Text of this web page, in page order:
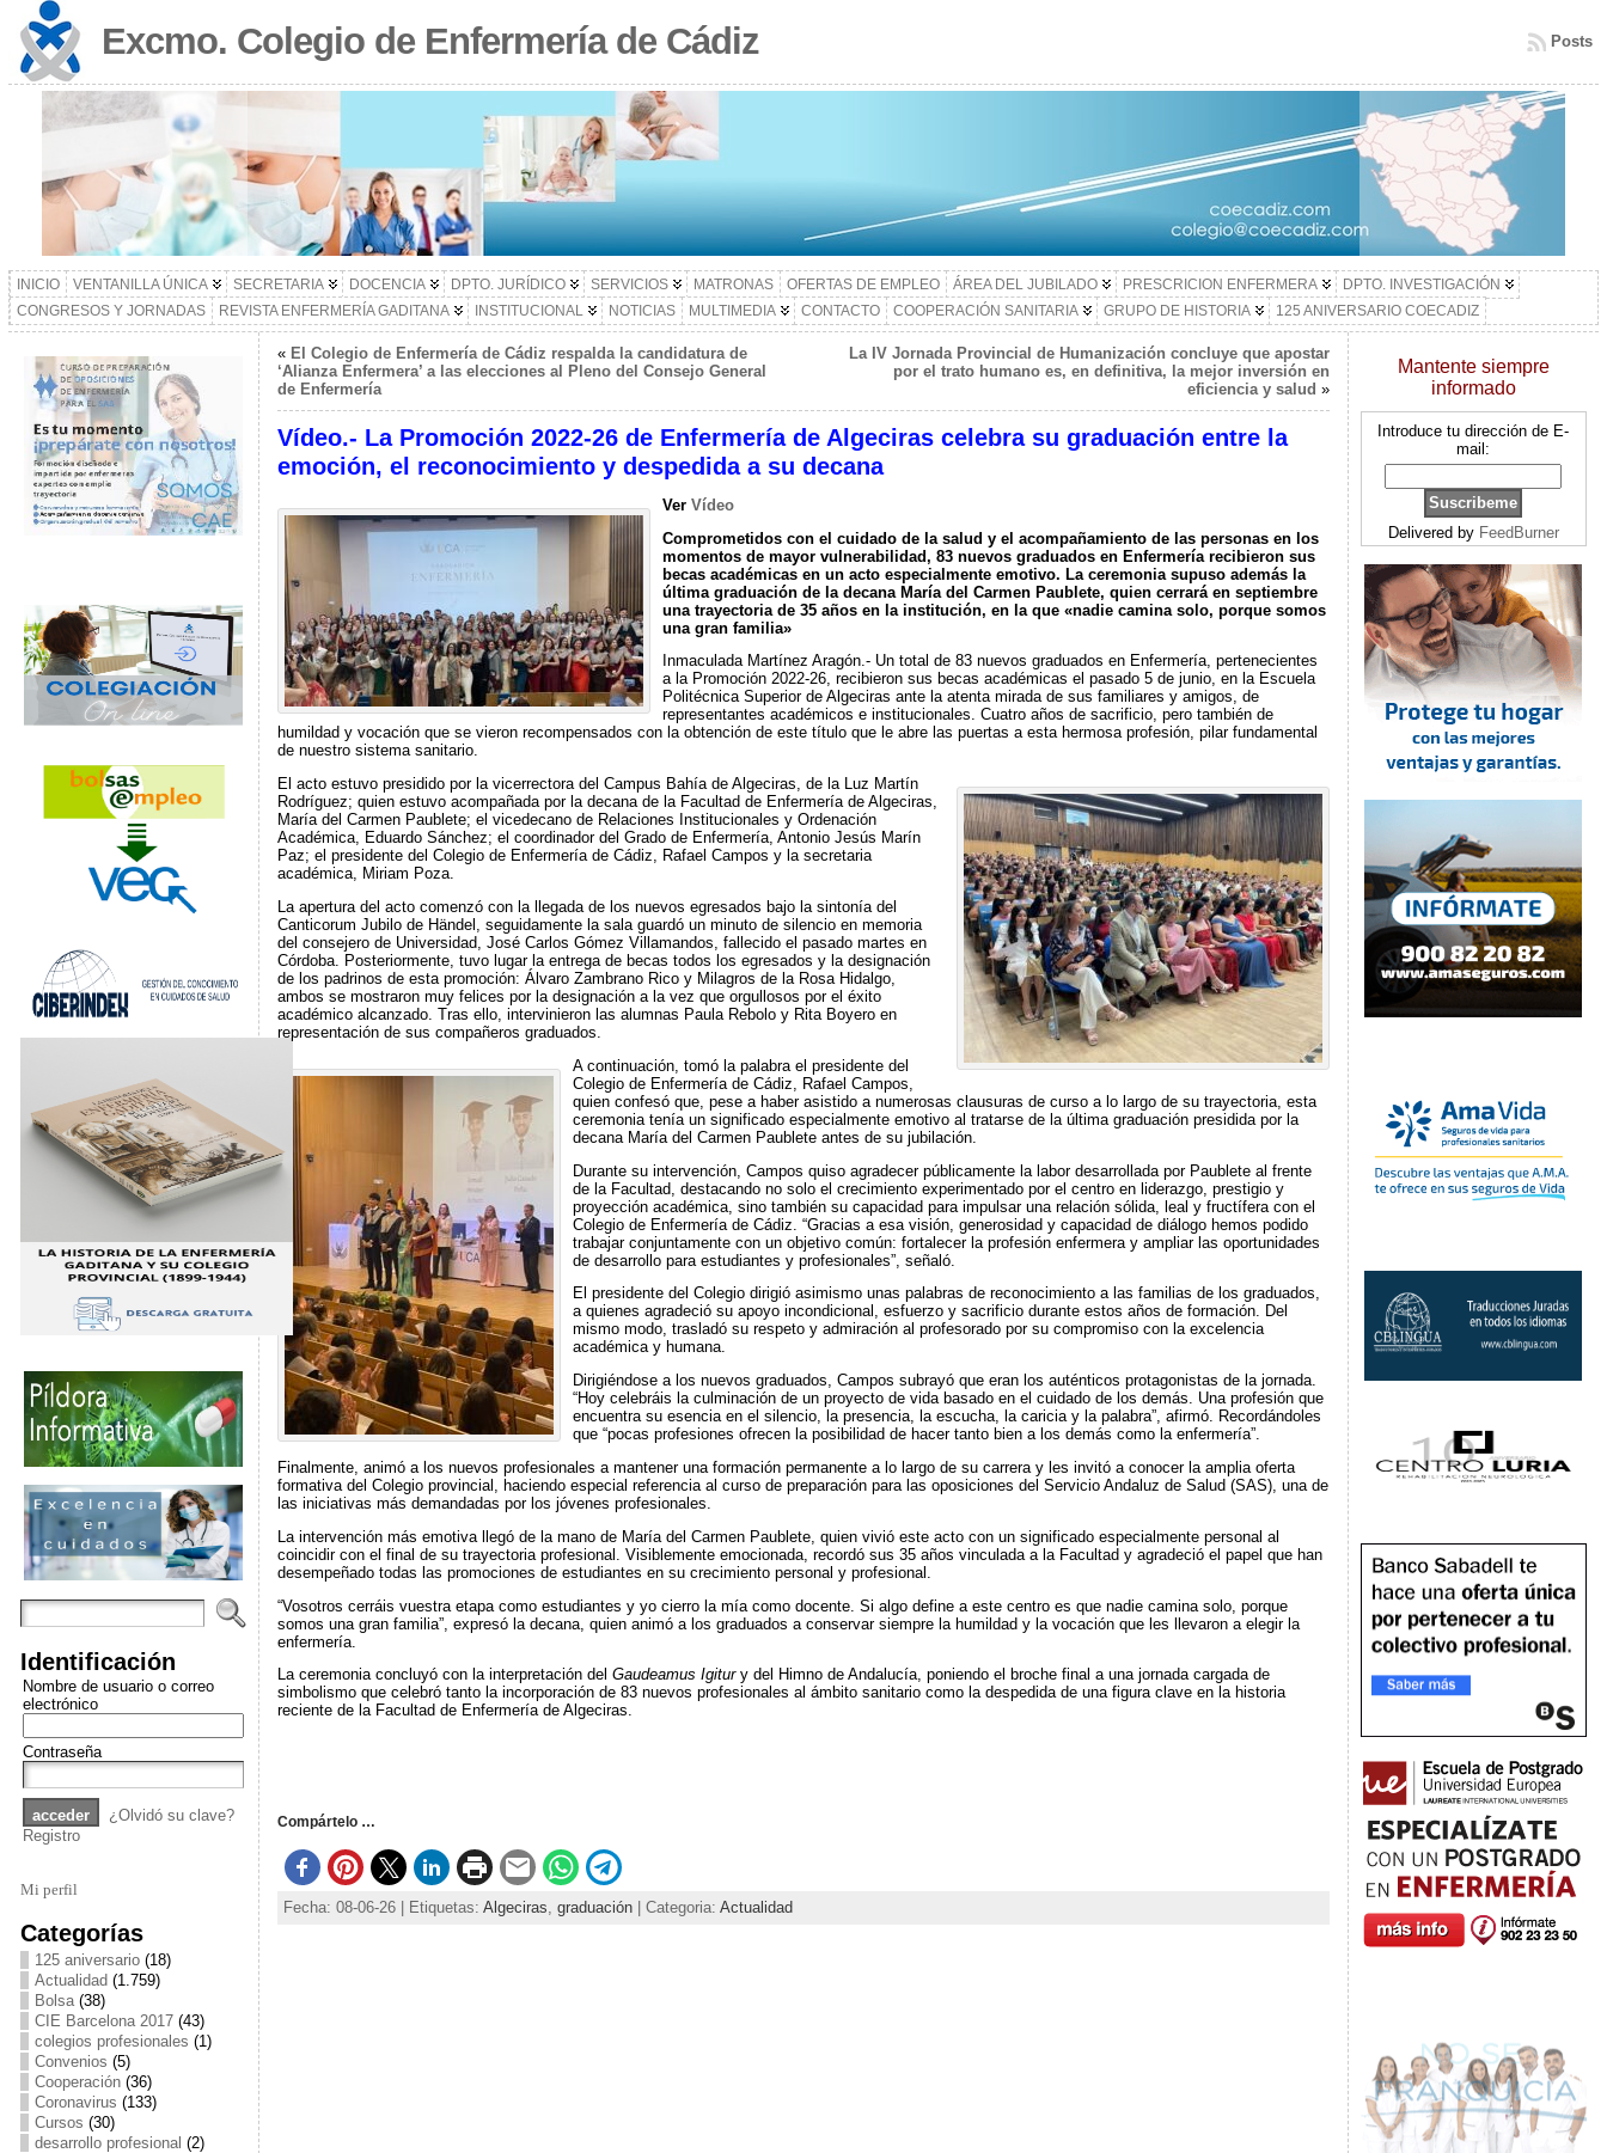
Excmo. Colegio de Enfermería de Cádiz Posts
INICIO VENTANILLA ÚNICA SECRETARIA DOCENCIA DPTO. JURÍDICO SERVICIOS MATRONAS OFERTAS DE EMPLEO ÁREA DEL JUBILADO PRESCRICION ENFERMERA
DPTO. INVESTIGACIÓN
CONGRESOS Y JORNADAS
REVISTA ENFERMERÍA GADITANA INSTITUCIONAL NOTICIAS MULTIMEDIA CONTACTO COOPERACIÓN SANITARIA GRUPO DE HISTORIA 125 ANIVERSARIO COECADIZ
Identificación
Nombre de usuario o correo
electrónico
Contraseña
¿Olvidó su clave?
Registro
Mi perfil
Categorías
125 aniversario(18)
Actualidad (1.759)
Bolsa(38)
CIE Barcelona 2017(43)
colegios profesionales (1)
Convenios (5)
Cooperación(36)
Coronavirus (133)
Cursos (30)
desarrollo profesional (2)
« El Colegio de Enfermería de Cádiz respalda la candidatura de
‘Alianza Enfermera’ a las elecciones al Pleno del Consejo General
de Enfermería
La IV Jornada Provincial de Humanización concluye que apostar
por el trato humano es, en definitiva, la mejor inversión en
eficiencia y salud »
Vídeo.- La Promoción 2022-26 de Enfermería de Algeciras celebra su graduación entre la
emoción, el reconocimiento y despedida a su decana
Ver Vídeo
Comprometidos con el cuidado de la salud y el acompañamiento de las personas en los
momentos de mayor vulnerabilidad, 83 nuevos graduados en Enfermería recibieron sus
becas académicas en un acto especialmente emotivo. La ceremonia supuso además la
última graduación de la decana María del Carmen Paublete, quien cerrará en septiembre
una trayectoria de 35 años en la institución, en la que «nadie camina solo, porque somos
una gran familia»
Inmaculada Martínez Aragón.- Un total de 83 nuevos graduados en Enfermería, pertenecientes
a la Promoción 2022-26, recibieron sus becas académicas el pasado 5 de junio, en la Escuela
Politécnica Superior de Algeciras ante la atenta mirada de sus familiares y amigos, de
representantes académicos e institucionales. Cuatro años de sacrificio, pero también de
humildad y vocación que se vieron recompensados con la obtención de este título que le abre las puertas a esta hermosa profesión, pilar fundamental
de nuestro sistema sanitario.
El acto estuvo presidido por la vicerrectora del Campus Bahía de Algeciras, de la Luz Martín
Rodríguez; quien estuvo acompañada por la decana de la Facultad de Enfermería de Algeciras,
María del Carmen Paublete; el vicedecano de Relaciones Institucionales y Ordenación
Académica, Eduardo Sánchez; el coordinador del Grado de Enfermería, Antonio Jesús Marín
Paz; el presidente del Colegio de Enfermería de Cádiz, Rafael Campos y la secretaria
académica, Miriam Poza.
La apertura del acto comenzó con la llegada de los nuevos egresados bajo la sintonía del
Canticorum Jubilo de Händel, seguidamente la sala guardó un minuto de silencio en memoria
del consejero de Universidad, José Carlos Gómez Villamandos, fallecido el pasado martes en
Córdoba. Posteriormente, tuvo lugar la entrega de becas todos los egresados y la designación
de los padrinos de esta promoción: Álvaro Zambrano Rico y Milagros de la Rosa Hidalgo,
ambos se mostraron muy felices por la designación a la vez que orgullosos por el éxito
académico alcanzado. Tras ello, intervinieron las alumnas Paula Rebolo y Rita Boyero en
representación de sus compañeros graduados.
A continuación, tomó la palabra el presidente del
Colegio de Enfermería de Cádiz, Rafael Campos,
quien confesó que, pese a haber asistido a numerosas clausuras de curso a lo largo de su trayectoria, esta
ceremonia tenía un significado especialmente emotivo al tratarse de la última graduación presidida por la
decana María del Carmen Paublete antes de su jubilación.
Durante su intervención, Campos quiso agradecer públicamente la labor desarrollada por Paublete al frente
de la Facultad, destacando no solo el crecimiento experimentado por el centro en liderazgo, prestigio y
proyección académica, sino también su capacidad para impulsar una relación sólida, leal y fructífera con el
Colegio de Enfermería de Cádiz. “Gracias a esa visión, generosidad y capacidad de diálogo hemos podido
trabajar conjuntamente con un objetivo común: fortalecer la profesión enfermera y ampliar las oportunidades
de desarrollo para estudiantes y profesionales”, señaló.
El presidente del Colegio dirigió asimismo unas palabras de reconocimiento a las familias de los graduados,
a quienes agradeció su apoyo incondicional, esfuerzo y sacrificio durante estos años de formación. Del
mismo modo, trasladó su respeto y admiración al profesorado por su compromiso con la excelencia
académica y humana.
Dirigiéndose a los nuevos graduados, Campos subrayó que eran los auténticos protagonistas de la jornada.
“Hoy celebráis la culminación de un proyecto de vida basado en el cuidado de los demás. Una profesión que
encuentra su esencia en el silencio, la presencia, la escucha, la caricia y la palabra”, afirmó. Recordándoles
que “pocas profesiones ofrecen la posibilidad de hacer tanto bien a los demás como la enfermería”.
Finalmente, animó a los nuevos profesionales a mantener una formación permanente a lo largo de su carrera y les invitó a conocer la amplia oferta
formativa del Colegio provincial, haciendo especial referencia al curso de preparación para las oposiciones del Servicio Andaluz de Salud (SAS), una de
las iniciativas más demandadas por los jóvenes profesionales.
La intervención más emotiva llegó de la mano de María del Carmen Paublete, quien vivió este acto con un significado especialmente personal al
coincidir con el final de su trayectoria profesional. Visiblemente emocionada, recordó sus 35 años vinculada a la Facultad y agradeció el papel que han
desempeñado todas las promociones de estudiantes en su crecimiento personal y profesional.
“Vosotros cerráis vuestra etapa como estudiantes y yo cierro la mía como docente. Si algo define a este centro es que nadie camina solo, porque
somos una gran familia”, expresó la decana, quien animó a los graduados a conservar siempre la humildad y la vocación que les llevaron a elegir la
enfermería.
La ceremonia concluyó con la interpretación del Gaudeamus Igitury del Himno de Andalucía, poniendo el broche final a una jornada cargada de
simbolismo que celebró tanto la incorporación de 83 nuevos profesionales al ámbito sanitario como la despedida de una figura clave en la historia
reciente de la Facultad de Enfermería de Algeciras.
Compártelo …
Fecha: 08-06-26 | Etiquetas: Algeciras graduación| Categoria: Actualidad
Mantente siempre
informado
Introduce tu dirección de E-
mail:
Delivered by FeedBurner